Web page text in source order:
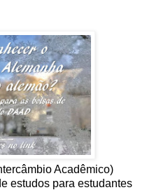
Acadêmico)
estudos para estudantes